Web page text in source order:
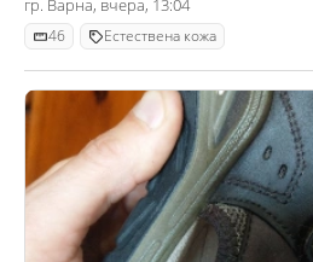
гр. Варна, вчера, 13:04
46 Естествена кожа